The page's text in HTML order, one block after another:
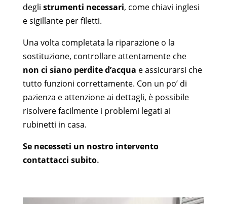
degli strumenti necessari, come chiavi inglesi
e sigillante per filetti.
Una volta completata la riparazione o la
sostituzione, controllare attentamente che
non ci siano perdite d’acqua e assicurarsi che
tutto funzioni correttamente. Con un po’ di
pazienza e attenzione ai dettagli, è possibile
risolvere facilmente i problemi legati ai
rubinetti in casa.
Se necesseti un nostro intervento
contattacci subito.